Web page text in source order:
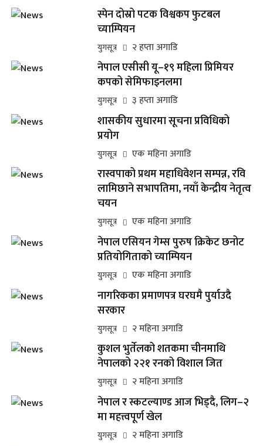
स्पेन दोस्रो पटक विश्वकप फुटबल
च्याम्पियन
युगसूत्र २ हप्ता अगाडि
नेपाल एसीसी यू–१९ महिला प्रिमियर
कपको सेमिफाइनलमा
युगसूत्र ३ हप्ता अगाडि
शासकीय सुधारमा सूचना प्रविधिको
प्रयोग
युगसूत्र एक महिना अगाडि
रास्वपाको प्रथम महाधिवेशन सम्पन्न, रवि
लामिछाने सभापतिमा, नयाँ केन्द्रीय नेतृत्व
चयन
युगसूत्र एक महिना अगाडि
नेपाल एसियन गेम्स पुरुष क्रिकेट छनोट
प्रतियोगिताको च्याम्पियन
युगसूत्र एक महिना अगाडि
नागरिकका प्रमाणपत्र घरघमै पुर्याउदै
सरकार
युगसूत्र २ महिना अगाडि
कुशल भुर्तेलको शतकमा चीनमाथि
नेपालको २२१ रनको विशाल जित
युगसूत्र २ महिना अगाडि
नेपाल र स्कटल्याण्ड आज भिड्दै, लिग–२
मा महत्त्वपूर्ण खेल
युगसूत्र २ महिना अगाडि